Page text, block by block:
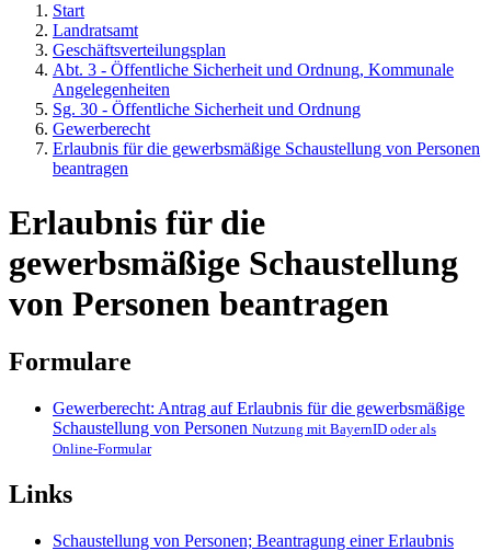
Start
Landratsamt
Geschäftsverteilungsplan
Abt. 3 - Öffentliche Sicherheit und Ordnung, Kommunale
Angelegenheiten
Sg. 30 - Öffentliche Sicherheit und Ordnung
Gewerberecht
Erlaubnis für die gewerbsmäßige Schaustellung von Personen
beantragen
Erlaubnis für die
gewerbsmäßige Schaustellung
von Personen beantragen
Formulare
Gewerberecht: Antrag auf Erlaubnis für die gewerbsmäßige
Schaustellung von Personen Nutzung mit BayernID oder als
Online-Formular
Links
Schaustellung von Personen; Beantragung einer Erlaubnis